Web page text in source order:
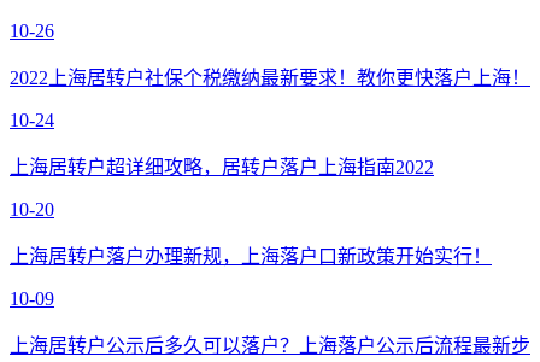
10-26
2022上海居转户社保个税缴纳最新要求！教你更快落户上海！
10-24
上海居转户超详细攻略，居转户落户上海指南2022
10-20
上海居转户落户办理新规，上海落户口新政策开始实行！
10-09
上海居转户公示后多久可以落户？上海落户公示后流程最新步